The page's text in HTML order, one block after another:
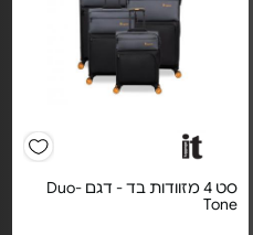
סט 4 מזוודות בד - דגם Duo-
Tone